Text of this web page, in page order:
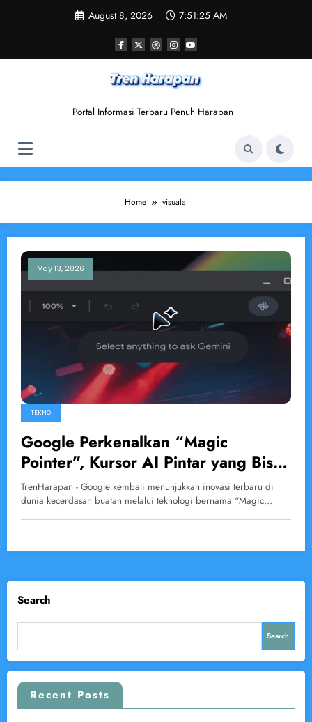
August 8, 2026 7:51:25 AM
Portal Informasi Terbaru Penuh Harapan
Home visualai
May 13, 2026
TEKNO
Google Perkenalkan “Magic
Pointer”, Kursor AI Pintar yang Bisa
Memahami Isi Layar
TrenHarapan - Google kembali menunjukkan inovasi terbaru di
dunia kecerdasan buatan melalui teknologi bernama “Magic…
Search
Search
Recent Posts